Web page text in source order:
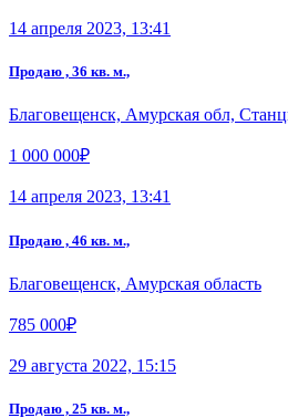
14 апреля 2023, 13:41
Продаю , 36 кв. м.,
Благовещенск, Амурская обл,
1 000 000₽
14 апреля 2023, 13:41
Продаю , 46 кв. м.,
Благовещенск, Амурская область
785 000₽
29 августа 2022, 15:15
Продаю , 25 кв. м.,